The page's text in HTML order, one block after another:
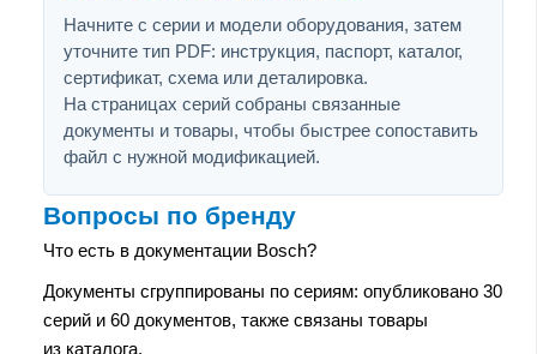
Начните с серии и модели оборудования, затем
уточните тип PDF: инструкция, паспорт, каталог,
сертификат, схема или деталировка.
На страницах серий собраны связанные
документы и товары, чтобы быстрее сопоставить
файл с нужной модификацией.
Вопросы по бренду
Что есть в документации Bosch?
Документы сгруппированы по сериям: опубликовано 30
серий и 60 документов, также связаны товары
из каталога.